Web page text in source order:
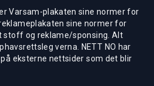
Varsam-plakaten sine normer for
sine normer for
stoff og reklame/sponsing. Alt
verna. NETT NO har
eksterne nettsider som det blir